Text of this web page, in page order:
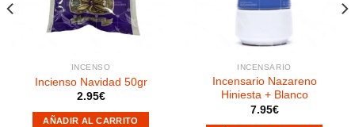
INCENSO
Incienso Navidad 50gr
2.95€
AÑADIR AL CARRITO
INCENSARIO
Incensario Nazareno
Hiniesta + Blanco
7.95€